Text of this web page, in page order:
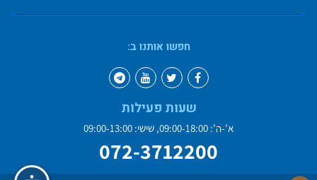
חפשו אותנו ב:
שעות פעילות
א'-ה': 09:00-18:00, שישי: 09:00-13:00
072-3712200